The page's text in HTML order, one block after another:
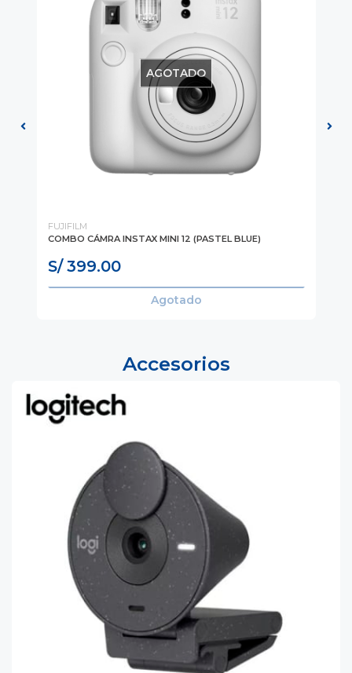
AGOTADO
FUJIFILM
COMBO CÁMRA INSTAX MINI 12 (PASTEL BLUE)
S/ 399.00
Agotado
Accesorios